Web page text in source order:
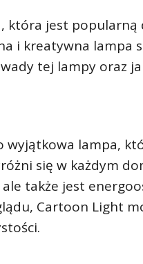
jest popularną
i kreatywna lampa
tej lampy oraz
wyjątkowa lampa,
się w każdym
także jest
Cartoon Light